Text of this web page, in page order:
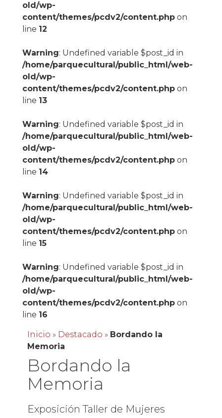
old/wp-
content/themes/pcdv2/content.phpon
line 12
Warning: Undefined variable $post_id in
/home/parquecultural/public_html/web-
old/wp-
content/themes/pcdv2/content.phpon
line 13
Warning: Undefined variable $post_id in
/home/parquecultural/public_html/web-
old/wp-
content/themes/pcdv2/content.phpon
line 14
Warning: Undefined variable $post_id in
/home/parquecultural/public_html/web-
old/wp-
content/themes/pcdv2/content.phpon
line 15
Warning: Undefined variable $post_id in
/home/parquecultural/public_html/web-
old/wp-
content/themes/pcdv2/content.phpon
line 16
Inicio » Destacado » Bordando la
Memoria
Bordando la
Memoria
Exposición Taller de Mujeres